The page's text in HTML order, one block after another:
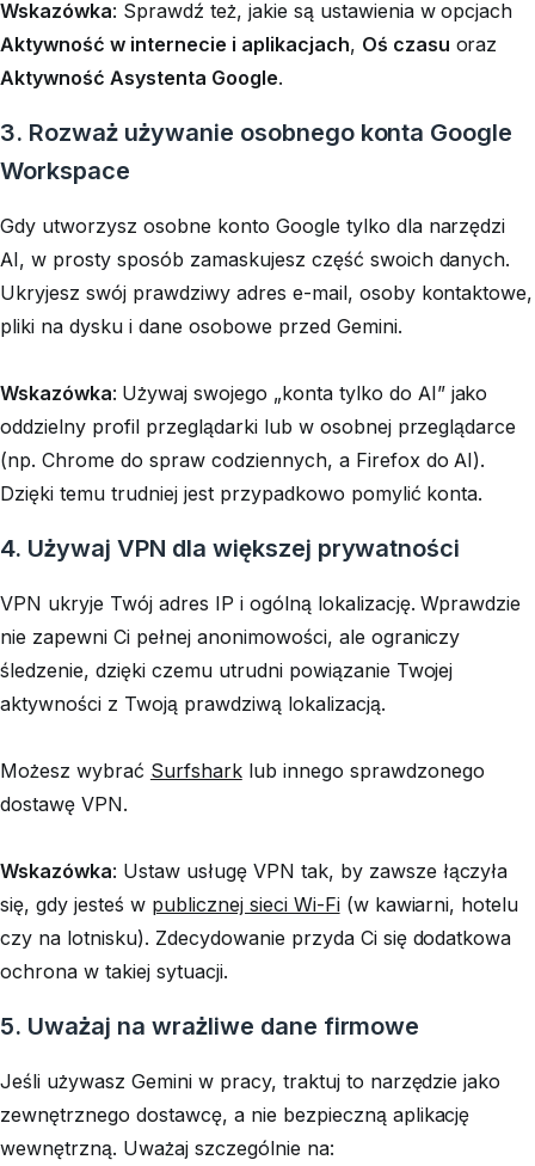
Wskazówka: Sprawdź też, jakie są ustawienia w opcjach
Aktywność w internecie i aplikacjach, Oś czasu oraz
Aktywność Asystenta Google.
3. Rozważ używanie osobnego konta Google
Workspace
Gdy utworzysz osobne konto Google tylko dla narzędzi
AI, w prosty sposób zamaskujesz część swoich danych.
Ukryjesz swój prawdziwy adres e-mail, osoby kontaktowe,
pliki na dysku i dane osobowe przed Gemini.
Wskazówka: Używaj swojego „konta tylko do AI” jako
oddzielny profil przeglądarki lub w osobnej przeglądarce
(np. Chrome do spraw codziennych, a Firefox do AI).
Dzięki temu trudniej jest przypadkowo pomylić konta.
4. Używaj VPN dla większej prywatności
VPN ukryje Twój adres IP i ogólną lokalizację. Wprawdzie
nie zapewni Ci pełnej anonimowości, ale ograniczy
śledzenie, dzięki czemu utrudni powiązanie Twojej
aktywności z Twoją prawdziwą lokalizacją.
Możesz wybrać Surfsharklub innego sprawdzonego
dostawę VPN.
Wskazówka: Ustaw usługę VPN tak, by zawsze łączyła
się, gdy jesteś w publicznej sieci Wi-Fi(w kawiarni, hotelu
czy na lotnisku). Zdecydowanie przyda Ci się dodatkowa
ochrona w takiej sytuacji.
5. Uważaj na wrażliwe dane firmowe
Jeśli używasz Gemini w pracy, traktuj to narzędzie jako
zewnętrznego dostawcę, a nie bezpieczną aplikację
wewnętrzną. Uważaj szczególnie na: